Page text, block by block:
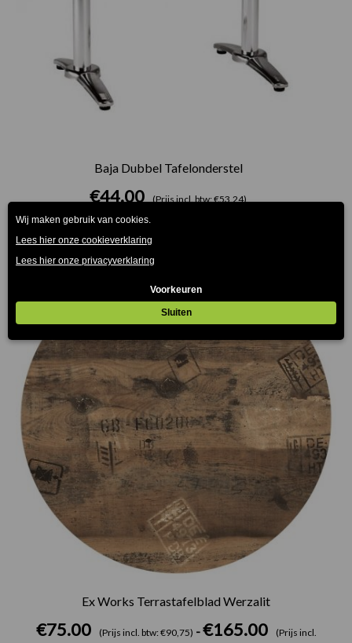
Baja Dubbel Tafelonderstel
€44.00 (Prijs incl. btw: €53,24)
Ex Works Terrastafelblad Werzalit
€75.00 (Prijs incl. btw: €90,75) - €165.00
(Prijs incl.